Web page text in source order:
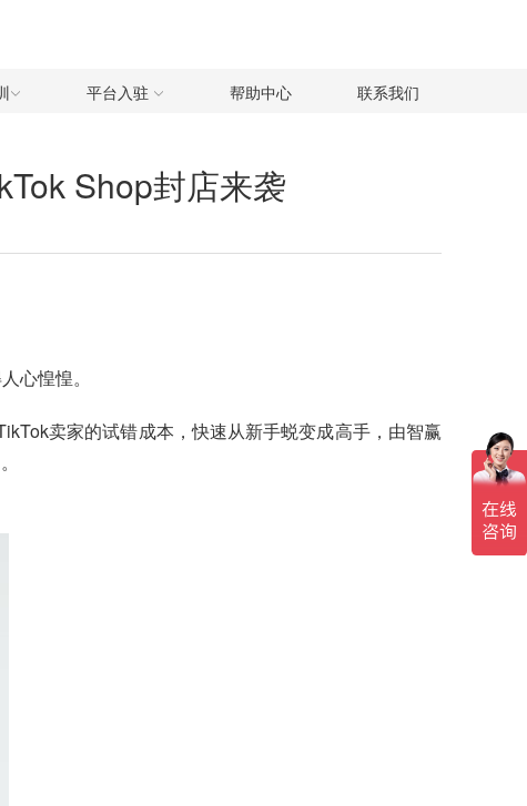
平台入驻 帮助中心 联系我们
Shop封店来袭
心惶惶。
卖家的试错成本，快速从新手蜕变成高手，由智赢